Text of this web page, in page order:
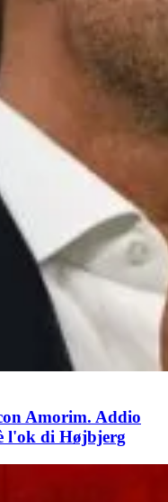
Amorim. Addio
l'ok di Højbjerg